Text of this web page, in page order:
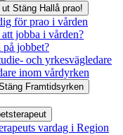
ut Stäng Hallå prao!
för prao i vården
jobba i vården?
jobbet?
och yrkesvägledare
inom vårdyrken
Framtidsyrken
vardag i Region